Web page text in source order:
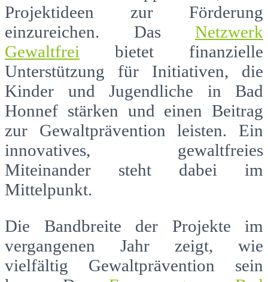
Projektideen zur Förderung
einzureichen. Das Netzwerk
Gewaltfrei bietet finanzielle
Unterstützung für Initiativen, die
Kinder und Jugendliche in Bad
Honnef stärken und einen Beitrag
zur Gewaltprävention leisten. Ein
innovatives, gewaltfreies
Miteinander steht dabei im
Mittelpunkt.
Die Bandbreite der Projekte im
vergangenen Jahr zeigt, wie
vielfältig Gewaltprävention sein